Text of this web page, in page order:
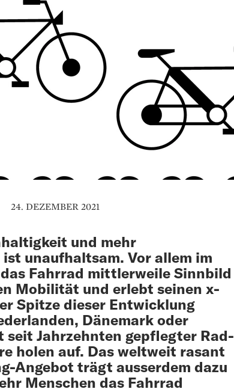
24. DEZEMBER 2021
und mehr
unaufhaltsam. Vor allem im
Fahrrad mittlerweile Sinnbild
Mobilität und erlebt seinen x-
Spitze dieser Entwicklung
Dänemark oder
seit Jahrzehnten gepflegter Rad-
holen auf. Das weltweit rasant
Angebot trägt ausserdem dazu
Menschen das Fahrrad